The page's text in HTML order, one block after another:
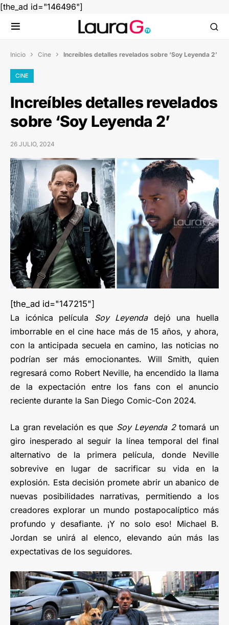
[the_ad id="146496"]
Inicio  Cine  Increíbles detalles revelados sobre ‘Soy Leyenda 2’
CINE
Increíbles detalles revelados
sobre ‘Soy Leyenda 2’
26 JULIO, 2024
[the_ad id="147215"]
La icónica película Soy Leyendadejó una huella
imborrable en el cine hace más de 15 años, y ahora,
con la anticipada secuela en camino, las noticias no
podrían ser más emocionantes. Will Smith, quien
regresará como Robert Neville, ha encendido la llama
de la expectación entre los fans con el anuncio
reciente durante la San Diego Comic-Con 2024.
La gran revelación es que Soy Leyenda 2tomará un
giro inesperado al seguir la línea temporal del final
alternativo de la primera película, donde Neville
sobrevive en lugar de sacrificar su vida en la
explosión. Esta decisión promete abrir un abanico de
nuevas posibilidades narrativas, permitiendo a los
creadores explorar un mundo postapocalíptico más
profundo y desafiante. ¡Y no solo eso! Michael B.
Jordan se unirá al elenco, elevando aún más las
expectativas de los seguidores.